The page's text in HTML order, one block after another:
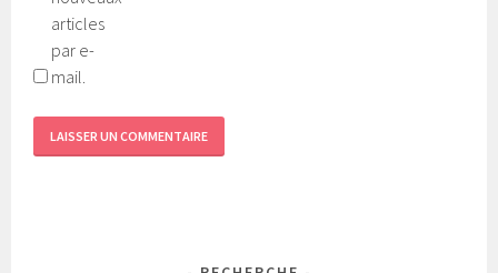
articles
par e-
mail.